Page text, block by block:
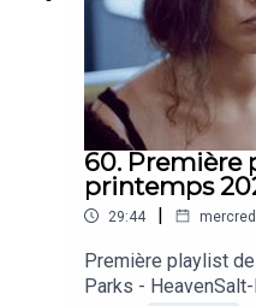
60. Première
printemps
29:44 |
Première playlist
Parks -